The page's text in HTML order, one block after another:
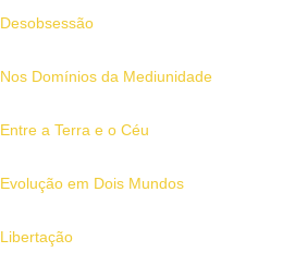
Desobsessão
Nos Domínios da Mediunidade
Entre a Terra e o Céu
Evolução em Dois Mundos
Libertação